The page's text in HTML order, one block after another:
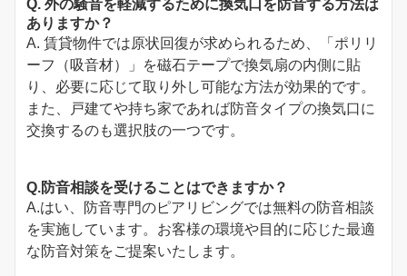
Q. 外の騒音を軽減するために換気口を防音する方法は
ありますか？
A. 賃貸物件では原状回復が求められるため、「ポリリ
ーフ（吸音材）」を磁石テープで換気扇の内側に貼
り、必要に応じて取り外し可能な方法が効果的です。
また、戸建てや持ち家であれば防音タイプの換気口に
交換するのも選択肢の一つです。
Q.防音相談を受けることはできますか？
A.はい、防音専門のピアリビングでは無料の防音相談
を実施しています。お客様の環境や目的に応じた最適
な防音対策をご提案いたします。